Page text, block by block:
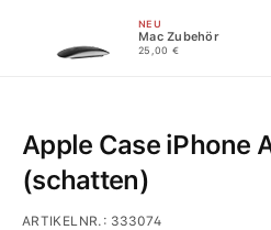
NEU
Mac Zubehör
25,00 €
Apple Case iPhone
(schatten)
ARTIKELNR.: 333074